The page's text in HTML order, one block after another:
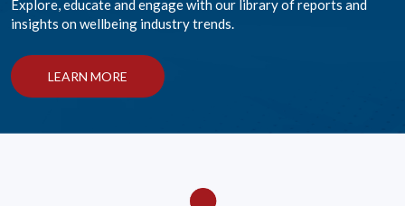
Explore, educate and engage with our library of reports and
insights on wellbeing industry trends.
LEARN MORE